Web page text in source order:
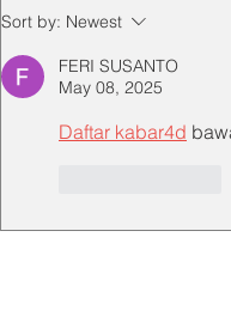
Harga Toyox
yang Mempengaruhi
Harganya
Sort by: Newest
FERI SUSANTO
May 08, 2025
Daftar kabar4d